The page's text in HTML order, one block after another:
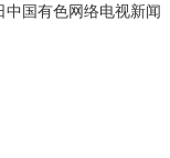
中国有色网络电视新闻